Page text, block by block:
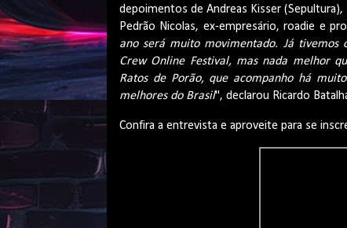
depoimentos de Andreas Kisser
Pedrão Nicolas, ex-empresário, roadie e
ano será muito movimentado. Já tivemos
Crew Online Festival, mas nada melhor
Ratos de Porão, que acompanho há
melhores do Brasil", declarou Ricardo
Confira a entrevista e aproveite para se